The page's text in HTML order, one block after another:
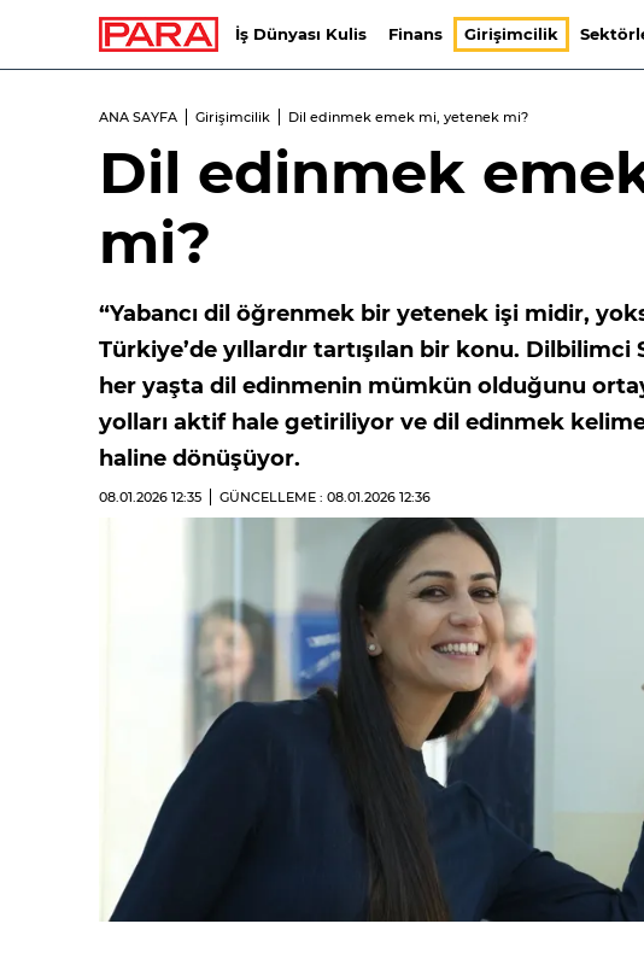
İş Dünyası Kulis Finans Girişimcilik
ANA SAYFA Girişimcilik Dil edinmek emek mi, yetenek mi?
Dil edinmek
mi?
“Yabancı dil öğrenmek bir yetenek işi midir,
Türkiye’de yıllardır tartışılan bir konu.
her yaşta dil edinmenin mümkün olduğunu
yolları aktif hale getiriliyor ve dil edinmek
haline dönüşüyor.
08.01.2026 12:35 GÜNCELLEME : 08.01.2026 12:36